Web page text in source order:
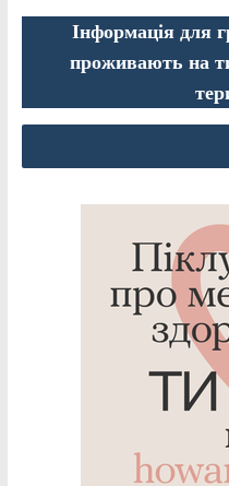
Інформація для
проживають на